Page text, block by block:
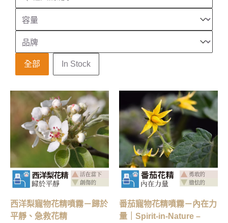
西洋梨寵物花精噴霧－歸於
平靜、急救花精
番茄寵物花精噴霧－內在力
量｜Spirit-in-Nature –
容量
Select content
品牌
Select content
庫存狀態
全部 In Stock